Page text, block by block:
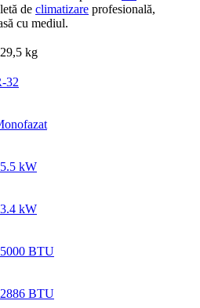
de climatizare profesională,
cu mediul.
kg
32
kW
kW
BTU
BTU